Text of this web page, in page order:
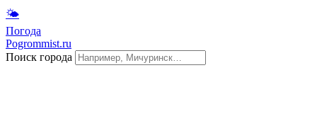
🌤
Погода
Pogrommist.ru
Поиск города